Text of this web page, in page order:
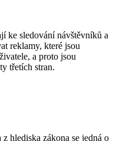
ke sledování návštěvníků a
reklamy, které jsou
a proto jsou
třetích stran.
hlediska zákona se jedná o